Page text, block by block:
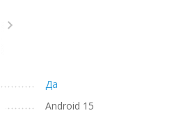
Да
Android 15